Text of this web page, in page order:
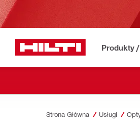
Produkty
Strona Główna Usługi